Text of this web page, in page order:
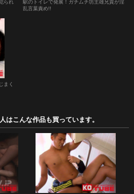
られ
駅のトイレで発展！ガチムチ坊主雄兄貴が淫
乱言葉責め!!
まく
はこんな作品も買っています。